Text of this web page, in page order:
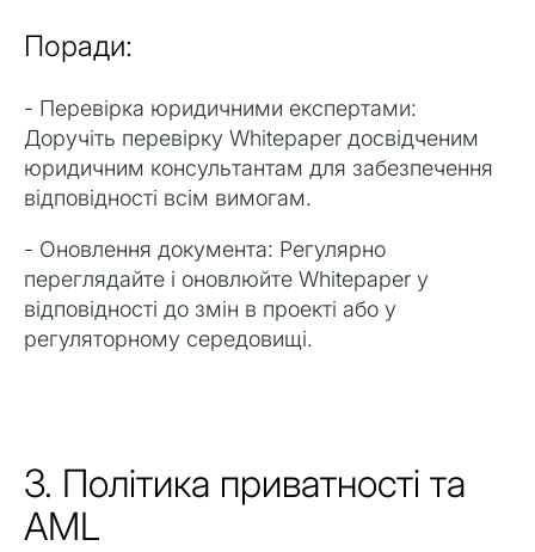
Поради:
- Перевірка юридичними експертами:
Доручіть перевірку Whitepaper досвідченим
юридичним консультантам для забезпечення
відповідності всім вимогам.
- Оновлення документа: Регулярно
переглядайте і оновлюйте Whitepaper у
відповідності до змін в проекті або у
регуляторному середовищі.
3. Політика приватності та
AML